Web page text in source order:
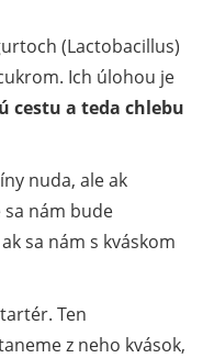
(Lactobacillus)
Ich úlohou je
cestu a teda chlebu
nuda, ale ak
sa nám bude
sa nám s kváskom
Ten
z neho kvások,